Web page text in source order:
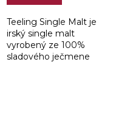
5
hvězdiček.
Teeling Single Malt je
irský single malt
vyrobený ze 100%
sladového ječmene